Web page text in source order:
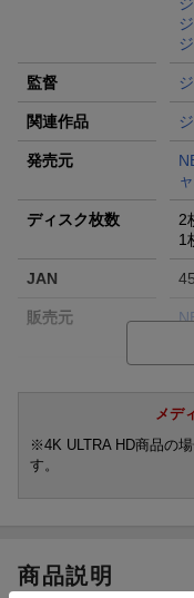
監督
関連作品
発売元
ディスク枚数
2
1
JAN
販売元
画面サイズ
音声方式
メデ
※4K ULTRA HD商品の
す。
商品説明